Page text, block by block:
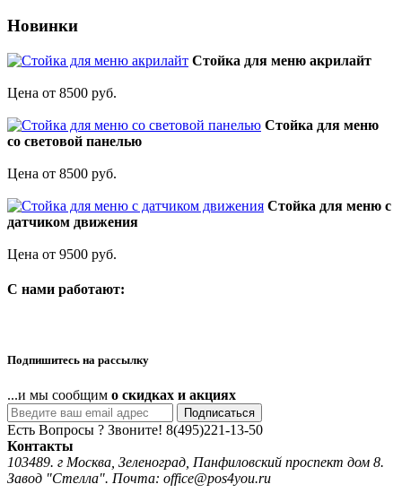
Новинки
Стойка для меню акрилайт
Цена от 8500 руб.
Стойка для меню
со световой панелью
Цена от 8500 руб.
Стойка для меню с
датчиком движения
Цена от 9500 руб.
C нами работают:
Подпишитесь на рассылку
...и мы сообщим о скидках и акциях
Подписаться
Есть Вопросы ? Звоните! 8(495)221-13-50
Контакты
103489. г Москва, Зеленоград, Панфиловский проспект дом 8.
Завод "Стелла". Почта: office@pos4you.ru